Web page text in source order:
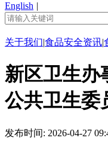
English |
关于我们|食品安全资讯|
新区卫生办
公共卫生委
发布时间: 2026-04-27